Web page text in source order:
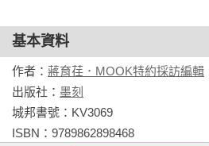
尼加拉瀑布 Niagara Falls
尼加拉瀑布城（美國側） Niagara
尼加拉瀑布城（加拿大側） Niagara
聰明旅行家The Savvy Traveler
基本資料
作者： 蔣育荏．MOOK特約採訪編輯
出版社： 墨刻
城邦書號：KV3069
ISBN：9789862898468